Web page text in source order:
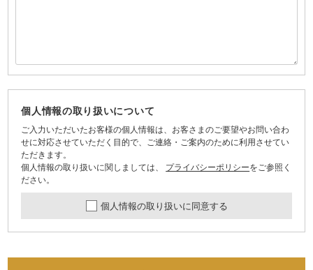
個人情報の取り扱いについて
ご入力いただいたお客様の個人情報は、お客さまのご要望やお問い合わ
せに対応させていただく目的で、ご連絡・ご案内のために利用させてい
ただきます。
個人情報の取り扱いに関しましては、 プライバシーポリシーをご参照く
ださい。
個人情報の取り扱いに同意する